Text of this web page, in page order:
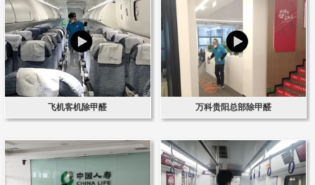
飞机客机除甲醛 万科贵阳总部除甲醛